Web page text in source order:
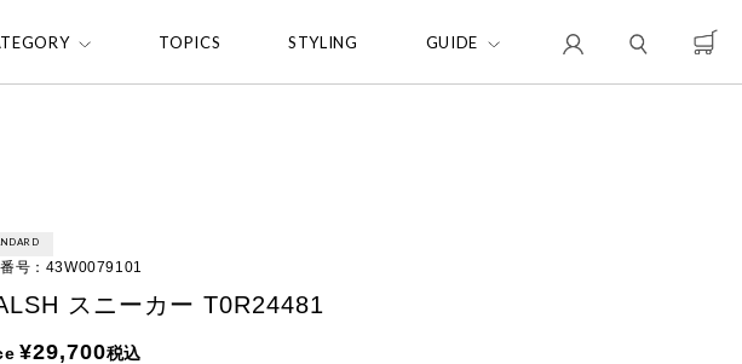
TOPICS STYLING GUIDE
号 43W0079101
スニーカー T0R24481
¥29,700税込